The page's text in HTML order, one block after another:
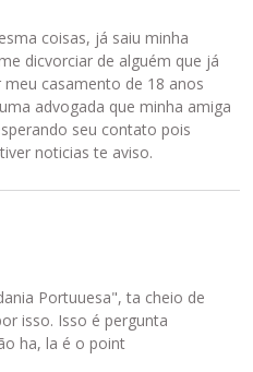
coisas, já saiu minha
dicvorciar de alguém que já
casamento de 18 anos
advogada que minha amiga
seu contato pois
noticias te aviso.
Portuuesa", ta cheio de
isso. Isso é pergunta
ha, la é o point